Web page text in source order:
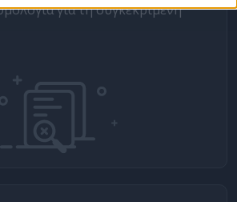
για τη συγκεκριμένη